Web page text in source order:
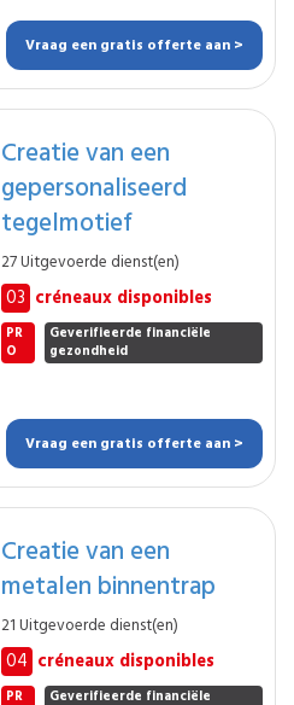
Vraag een gratis offerte aan >
Creatie van een
gepersonaliseerd
tegelmotief
27 Uitgevoerde dienst(en)
03 créneaux disponibles
PR
O
Geverifieerde financiële
gezondheid
Vraag een gratis offerte aan >
Creatie van een
metalen binnentrap
21 Uitgevoerde dienst(en)
04 créneaux disponibles
PR Geverifieerde financiële